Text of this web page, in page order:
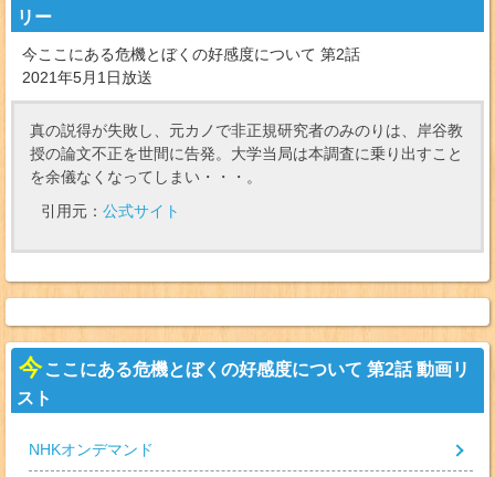
リー
今ここにある危機とぼくの好感度について 第2話
2021年5月1日放送
真の説得が失敗し、元カノで非正規研究者のみのりは、岸谷教
授の論文不正を世間に告発。大学当局は本調査に乗り出すこと
を余儀なくなってしまい・・・。
引用元： 公式サイト
今 ここにある危機とぼくの好感度について 第2話 動画リ
スト
NHKオンデマンド